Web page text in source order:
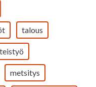
talous
metsitys